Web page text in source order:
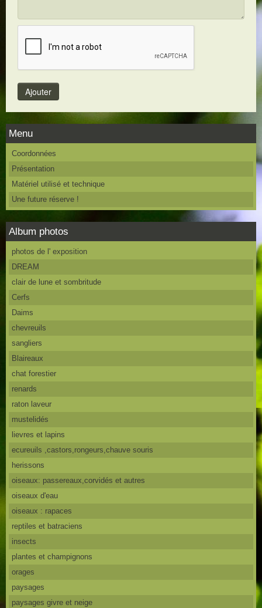
Menu
Coordonnées
Présentation
Matériel utilisé et technique
Une future réserve !
Album photos
photos de l' exposition
DREAM
clair de lune et sombritude
Cerfs
Daims
chevreuils
sangliers
Blaireaux
chat forestier
renards
raton laveur
mustelidés
lievres et lapins
ecureuils ,castors,rongeurs,chauve souris
herissons
oiseaux: passereaux,corvidés et autres
oiseaux d'eau
oiseaux : rapaces
reptiles et batraciens
insects
plantes et champignons
orages
paysages
paysages givre et neige